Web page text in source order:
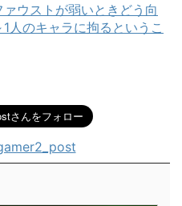
ウストが弱いときどう向
人のキャラに拘るというこ